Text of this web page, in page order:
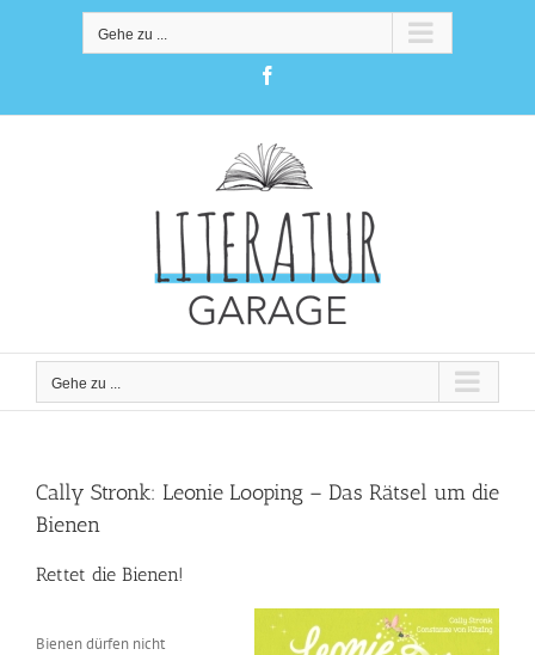
Gehe zu ...
Gehe zu ...
Cally Stronk: Leonie Looping – Das Rätsel um die
Bienen
Rettet die Bienen!
Bienen dürfen nicht